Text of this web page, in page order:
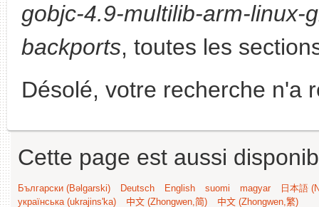
gobjc-4.9-multilib-arm-linux-
backports, toutes les
Désolé, votre recherche n'a
Cette page est aussi
Български (Bəlgarski) Deutsch English suomi magyar
日本語
українська (ukrajins'ka)
中文 (Zhongwen,简) 中文 (Zhongwen,繁)